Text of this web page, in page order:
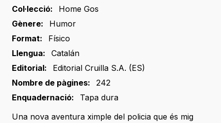
Col·lecció:
Home Gos
Gènere:
Humor
Format:
Físico
Llengua:
Catalán
Editorial:
Editorial Cruilla S.A. (ES)
Nombre de pàgines:
242
Enquadernació:
Tapa dura
Una nova aventura ximple del policia que és mig